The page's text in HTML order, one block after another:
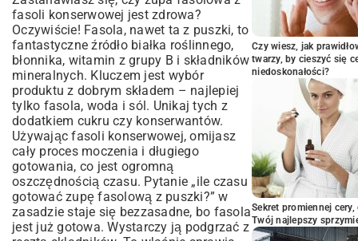
Jak przechowywać zupę fasolową?
Porady na dłużej
Podsumowanie: Zupa fasolowa –
klasyka, która nigdy się nie nudzi
fasoli konserwowej jest zdrowa?
Oczywiście! Fasola, nawet ta z puszki, to
fantastyczne źródło białka roślinnego,
błonnika, witamin z grupy B i składników
mineralnych. Kluczem jest wybór
produktu z dobrym składem – najlepiej
tylko fasola, woda i sól. Unikaj tych z
dodatkiem cukru czy konserwantów.
Używając fasoli konserwowej, omijasz
cały proces moczenia i długiego
gotowania, co jest ogromną
oszczędnością czasu. Pytanie „ile czasu
gotować zupę fasolową z puszki?” w
zasadzie staje się bezzasadne, bo fasola
jest już gotowa. Wystarczy ją podgrzać z
Czy wiesz, jak
twarzy, by cieszyć się
niedoskonałości?
Sekret promiennej
Twój najlepszy